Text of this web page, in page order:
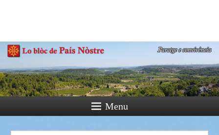
Paratge e Convivència
Menu